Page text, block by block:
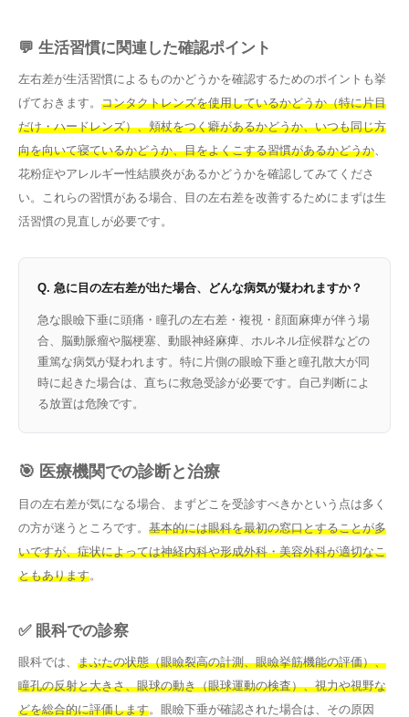
💬 生活習慣に関連した確認ポイント
左右差が生活習慣によるものかどうかを確認するためのポイントも挙
げておきます。 コンタクトレンズを使用しているかどうか（特に片目
だけ・ハードレンズ）、頬杖をつく癖があるかどうか、いつも同じ方
向を向いて寝ているかどうか、目をよくこする習慣があるかどうか
花粉症やアレルギー性結膜炎があるかどうかを確認してみてくださ
い。これらの習慣がある場合、目の左右差を改善するためにまずは生
活習慣の見直しが必要です。
Q. 急に目の左右差が出た場合、どんな病気が疑われますか？
急な眼瞼下垂に頭痛・瞳孔の左右差・複視・顔面麻痺が伴う場
合、脳動脈瘤や脳梗塞、動眼神経麻痺、ホルネル症候群などの
重篤な病気が疑われます。特に片側の眼瞼下垂と瞳孔散大が同
時に起きた場合は、直ちに救急受診が必要です。自己判断によ
る放置は危険です。
🎯 医療機関での診断と治療
目の左右差が気になる場合、まずどこを受診すべきかという点は多く
の方が迷うところです。 基本的には眼科を最初の窓口とすることが多
いですが、症状によっては神経内科や形成外科・美容外科が適切なこ
ともあります。
✅ 眼科での診察
眼科では、 まぶたの状態（眼瞼裂高の計測、眼瞼挙筋機能の評価）、
瞳孔の反射と大きさ、眼球の動き（眼球運動の検査）、視力や視野な
どを総合的に評価します。眼瞼下垂が確認された場合は、その原因